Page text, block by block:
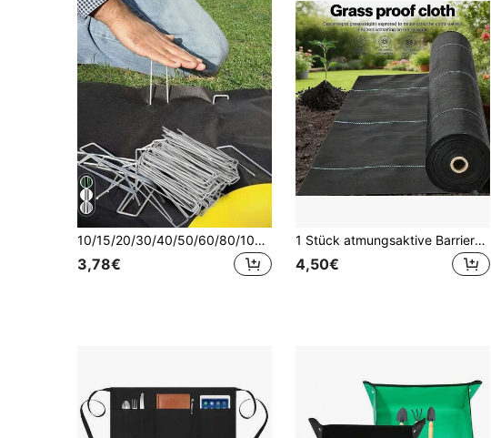
10/15/20/30/40/50/60/80/100 Stück U-förmige verzinkte Gartenlandschaft Sicherheitsnägel - Rasenstoff Pflanzzubehör, inklusive Garten- und Balkonzubehör
3,78€
1 Stück atmungsaktive Barriere-Vlies, hochbelastbare Barriere-Vlies, Premium Garten-Landschafts-Kontrollmatte, , geeignet für Garten, Terrasse, Blumenbeet
4,50€